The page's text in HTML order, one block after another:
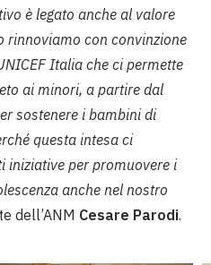
è legato anche al valore
rinnoviamo con convinzione
Italia che ci permette
ai minori, a partire dal
sostenere i bambini di
questa intesa ci
iniziative per promuovere i
anche nel nostro
dell’ANM Cesare Parodi.